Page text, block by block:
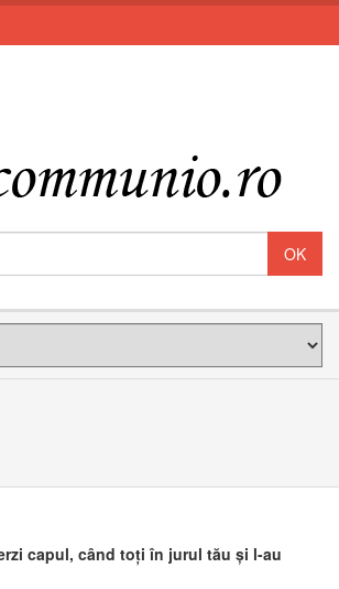
capul, când toți în jurul tău și l-au